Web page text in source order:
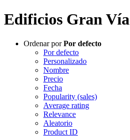
Edificios Gran Vía
Ordenar porPor defecto
Por defecto
Personalizado
Nombre
Precio
Fecha
Popularity (sales)
Average rating
Relevance
Aleatorio
Product ID